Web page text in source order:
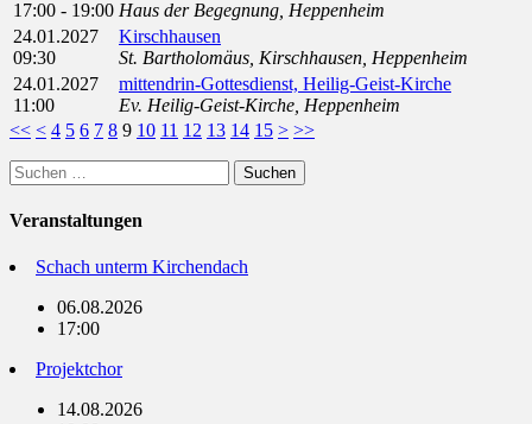
17:00 - 19:00 Haus der Begegnung, Heppenheim
24.01.2027
09:30
Kirschhausen
St. Bartholomäus, Kirschhausen, Heppenheim
24.01.2027
11:00
mittendrin-Gottesdienst, Heilig-Geist-Kirche
Ev. Heilig-Geist-Kirche, Heppenheim
<< < 4 5 6 7 8 9 10 11 12 13 14 15 > >>
Suchen
nach:
Veranstaltungen
Schach unterm Kirchendach
06.08.2026
17:00
Projektchor
14.08.2026